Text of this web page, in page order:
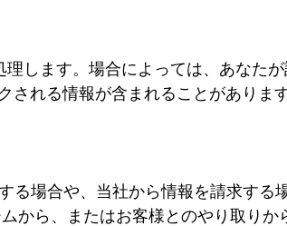
します。場合によっては、あなた
される情報が含まれることがありま
場合や、当社から情報を請求する
から、またはお客様とのやり取りか